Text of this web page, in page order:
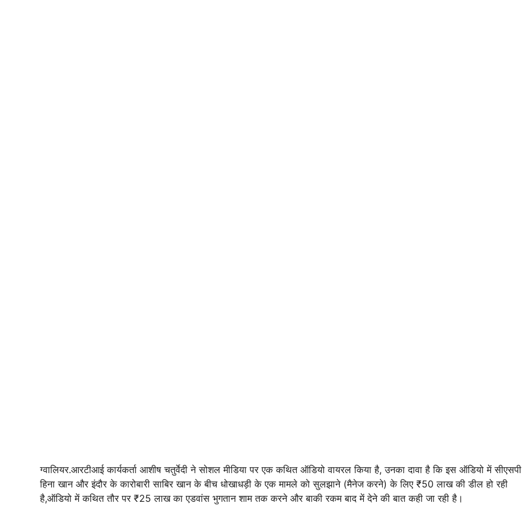
ग्वालियर.आरटीआई कार्यकर्ता आशीष चतुर्वेदी ने सोशल मीडिया पर एक कथित ऑडियो वायरल किया है, उनका दावा है कि इस ऑडियो में सीएसपी
हिना खान और इंदौर के कारोबारी साबिर खान के बीच धोखाधड़ी के एक मामले को सुलझाने (मैनेज करने) के लिए ₹50 लाख की डील हो रही
है,ऑडियो में कथित तौर पर ₹25 लाख का एडवांस भुगतान शाम तक करने और बाकी रकम बाद में देने की बात कही जा रही है।